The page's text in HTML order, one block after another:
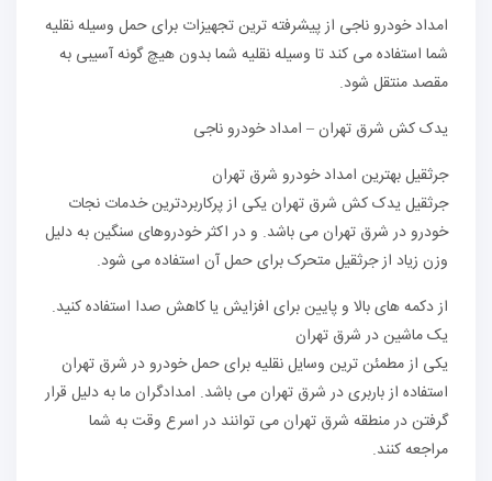
امداد خودرو ناجی از پیشرفته ترین تجهیزات برای حمل وسیله نقلیه
شما استفاده می کند تا وسیله نقلیه شما بدون هیچ گونه آسیبی به
مقصد منتقل شود.
یدک کش شرق تهران – امداد خودرو ناجی
جرثقیل بهترین امداد خودرو شرق تهران
جرثقیل یدک کش شرق تهران یکی از پرکاربردترین خدمات نجات
خودرو در شرق تهران می باشد. و در اکثر خودروهای سنگین به دلیل
وزن زیاد از جرثقیل متحرک برای حمل آن استفاده می شود.
از دکمه های بالا و پایین برای افزایش یا کاهش صدا استفاده کنید.
یک ماشین در شرق تهران
یکی از مطمئن ترین وسایل نقلیه برای حمل خودرو در شرق تهران
استفاده از باربری در شرق تهران می باشد. امدادگران ما به دلیل قرار
گرفتن در منطقه شرق تهران می توانند در اسرع وقت به شما
مراجعه کنند.